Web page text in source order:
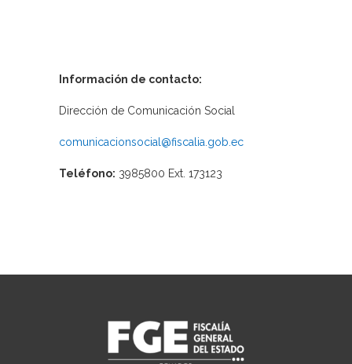
Información de contacto:
Dirección de Comunicación Social
comunicacionsocial@fiscalia.gob.ec
Teléfono: 3985800 Ext. 173123